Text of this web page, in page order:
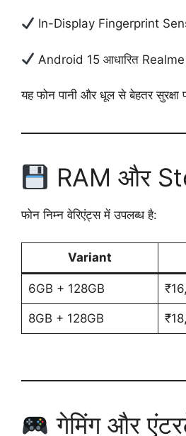
In-Display Fingerprint
Android 15 आधारित
यह फोन पानी और धूल से बेहतर सुरक्षा
RAM और
फोन निम्न वेरिएंट्स में उपलब्ध है:
Variant
6GB + 128GB
8GB + 128GB
गेमिंग और